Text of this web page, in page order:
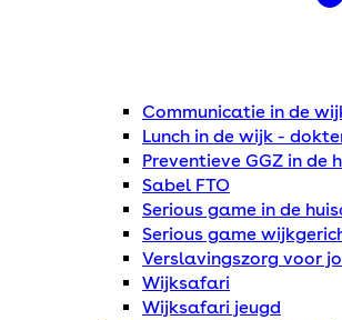
Communicatie in de
Lunch in de wijk -
Preventieve GGZ in
Sabel FTO
Serious game in de
Serious game
Verslavingszorg voor
Wijksafari
Wijksafari jeugd